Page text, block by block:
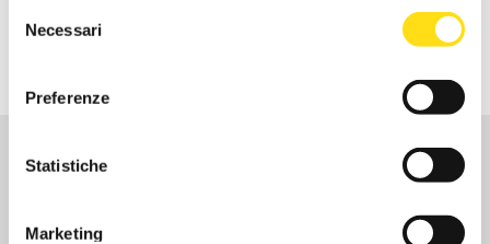
delNecessari
Preferenze
Statistiche
Marketing
piano formativo, elenco aziende coinvolte e accordo
entro il 28/09/2020.